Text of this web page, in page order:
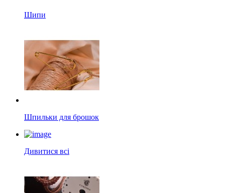
Шипи
Шпильки для брошок
Дивитися всі